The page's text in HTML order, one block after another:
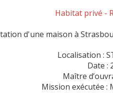
Habitat privé -
d'une maison à
Localisation :
Date :
Maître
Mission exécutée :